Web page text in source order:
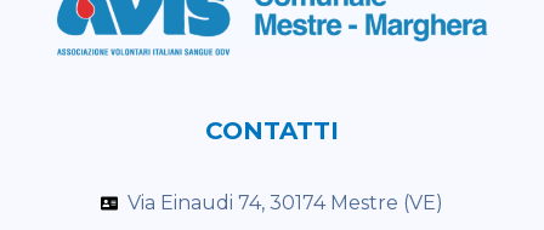
CONTATTI
Via Einaudi 74, 30174 Mestre (VE)